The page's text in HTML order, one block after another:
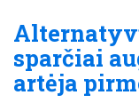
sparčiai
artėja